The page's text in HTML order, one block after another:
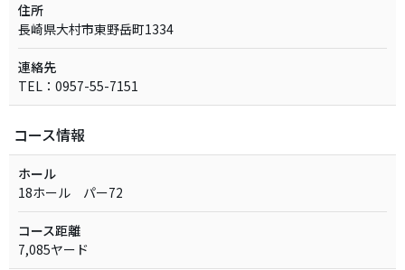
住所
長崎県大村市東野岳町1334
連絡先
TEL：0957-55-7151
コース情報
ホール
18ホール パー72
コース距離
7,085ヤード